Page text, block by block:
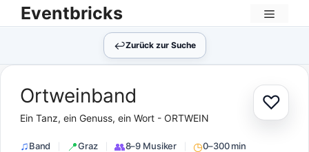
Zum
Inhalt
Eventbricks
Menü
↩︎Zurück zur Suche
♡Zur
Ortweinband
Ein Tanz, ein Genuss, ein Wort - ORTWEIN
Band Graz 8–9 Musiker 0–300 min